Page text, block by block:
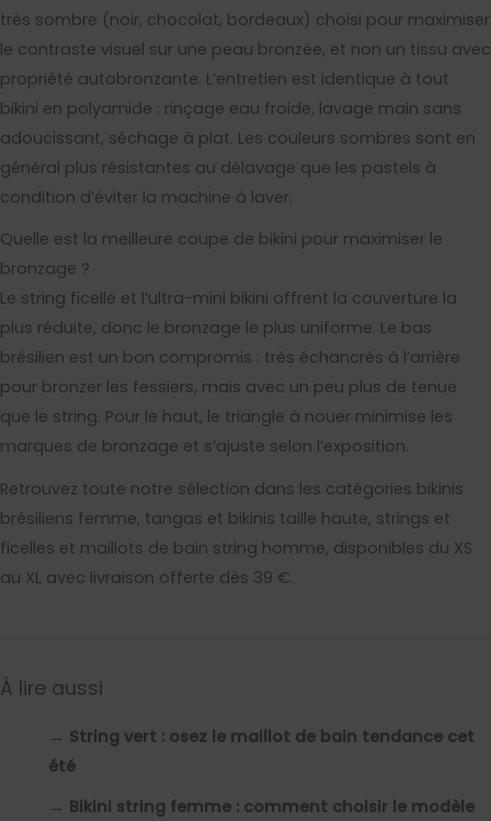
très sombre (noir, chocolat, bordeaux) choisi pour maximiser
le contraste visuel sur une peau bronzée, et non un tissu avec
propriété autobronzante. L’entretien est identique à tout
bikini en polyamide : rinçage eau froide, lavage main sans
adoucissant, séchage à plat. Les couleurs sombres sont en
général plus résistantes au délavage que les pastels à
condition d’éviter la machine à laver.
Quelle est la meilleure coupe de bikini pour maximiser le
bronzage ?
Le string ficelle et l’ultra-mini bikini offrent la couverture la
plus réduite, donc le bronzage le plus uniforme. Le bas
brésilien est un bon compromis : très échancrés à l’arrière
pour bronzer les fessiers, mais avec un peu plus de tenue
que le string. Pour le haut, le triangle à nouer minimise les
marques de bronzage et s’ajuste selon l’exposition.
Retrouvez toute notre sélection dans les catégories bikinis
brésiliens femme, tangas et bikinis taille haute, strings et
ficelles et maillots de bain string homme, disponibles du XS
au XL avec livraison offerte dès 39 €.
À lire aussi
→ String vert : osez le maillot de bain tendance cet
été
→ Bikini string femme : comment choisir le modèle